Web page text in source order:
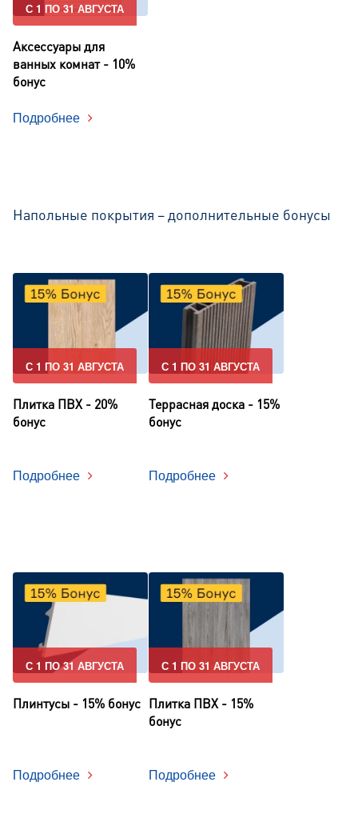
С 1 ПО 31 АВГУСТА
Аксессуары для
ванных комнат - 10%
бонус
Подробнее
Напольные покрытия – дополнительные бонусы
С 1 ПО 31 АВГУСТА
Плитка ПВХ - 20%
бонус
Подробнее
С 1 ПО 31 АВГУСТА
Террасная доска - 15%
бонус
Подробнее
С 1 ПО 31 АВГУСТА
Плинтусы - 15% бонус
Подробнее
С 1 ПО 31 АВГУСТА
Плитка ПВХ - 15%
бонус
Подробнее